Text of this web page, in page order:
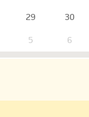
29
30
5 6